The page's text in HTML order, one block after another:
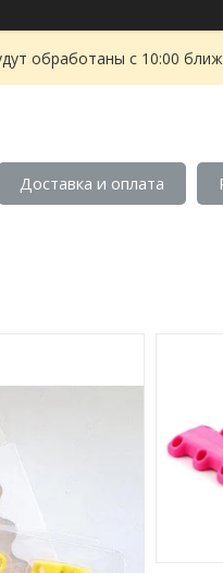
обработаны с 10:00
Доставка и оплата